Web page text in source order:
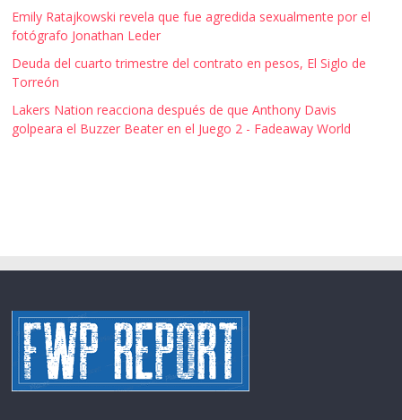
Emily Ratajkowski revela que fue agredida sexualmente por el
fotógrafo Jonathan Leder
Deuda del cuarto trimestre del contrato en pesos, El Siglo de
Torreón
Lakers Nation reacciona después de que Anthony Davis
golpeara el Buzzer Beater en el Juego 2 - Fadeaway World